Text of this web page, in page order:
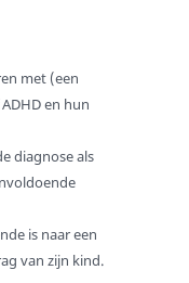
met (een
en hun
diagnose als
is naar een
van zijn kind.